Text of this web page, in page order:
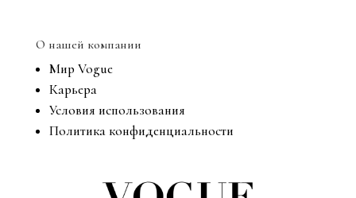
О нашей компании
Мир Vogue
Карьера
Условия использования
Политика конфиденциальности